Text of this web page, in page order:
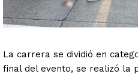
La carrera se dividió en
final del evento, se realizó la